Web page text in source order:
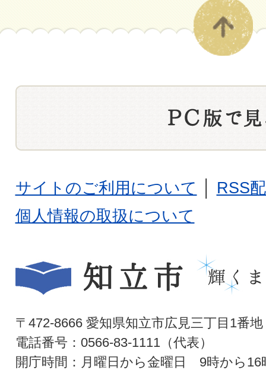
サイトのご利用について
RSS
個人情報の取扱について
〒472-8666 愛知県知立市広見三丁目1番地
電話番号：0566-83-1111（代表）
開庁時間：月曜日から金曜日 9時から16